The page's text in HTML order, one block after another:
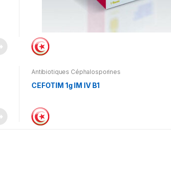
Antibiotiques Céphalosporines
CEFOTIM 1g IM IV B1